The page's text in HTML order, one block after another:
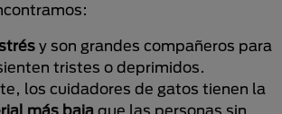
y son grandes compañeros para
tristes o deprimidos.
los cuidadores de gatos tienen la
más baja que las personas sin